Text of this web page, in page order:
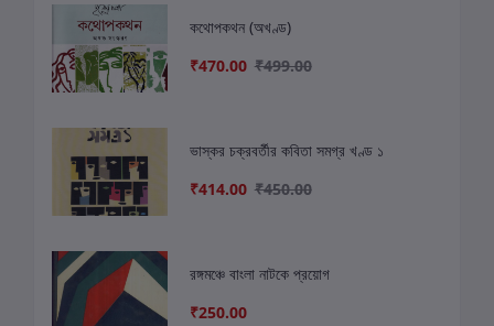
কথোপকথন (অখণ্ড)
₹470.00 ₹499.00
ভাস্কর চক্রবর্তীর কবিতা সমগ্র খণ্ড ১
₹414.00 ₹450.00
রঙ্গমঞ্চে বাংলা নাটকে প্রয়োগ
₹250.00